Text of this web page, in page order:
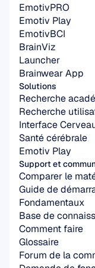
Solutions
Recherche
Recherche
Interface
Santé cérébrale
Emotiv Play
EmotivPRO
Emotiv Play
EmotivBCI
BrainViz
Launcher
Brainwear App
Support et
Comparer le
Guide de
Fondamentaux
Base de
Comment faire
Glossaire
Forum de la